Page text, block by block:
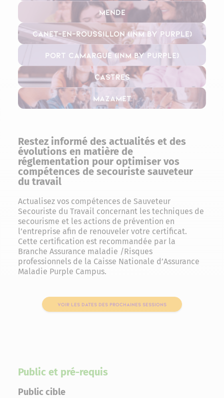
Mende
Canet-en-Roussillon (INM By Purple)
Port Camargue (INM By Purple)
Castres
Mazamet
Restez informé des actualités et des
évolutions en matière de
réglementation pour optimiser vos
compétences de secouriste sauveteur
du travail
Actualisez vos compétences de Sauveteur
Secouriste du Travail concernant les techniques de
secourisme et les actions de prévention en
l’entreprise afin de renouveler votre certificat.
Cette certification est recommandée par la
Branche Assurance maladie /Risques
professionnels de la Caisse Nationale d’Assurance
Maladie Purple Campus.
VOIR LES DATES DES PROCHAINES SESSIONS
Public et pré-requis
Public cible